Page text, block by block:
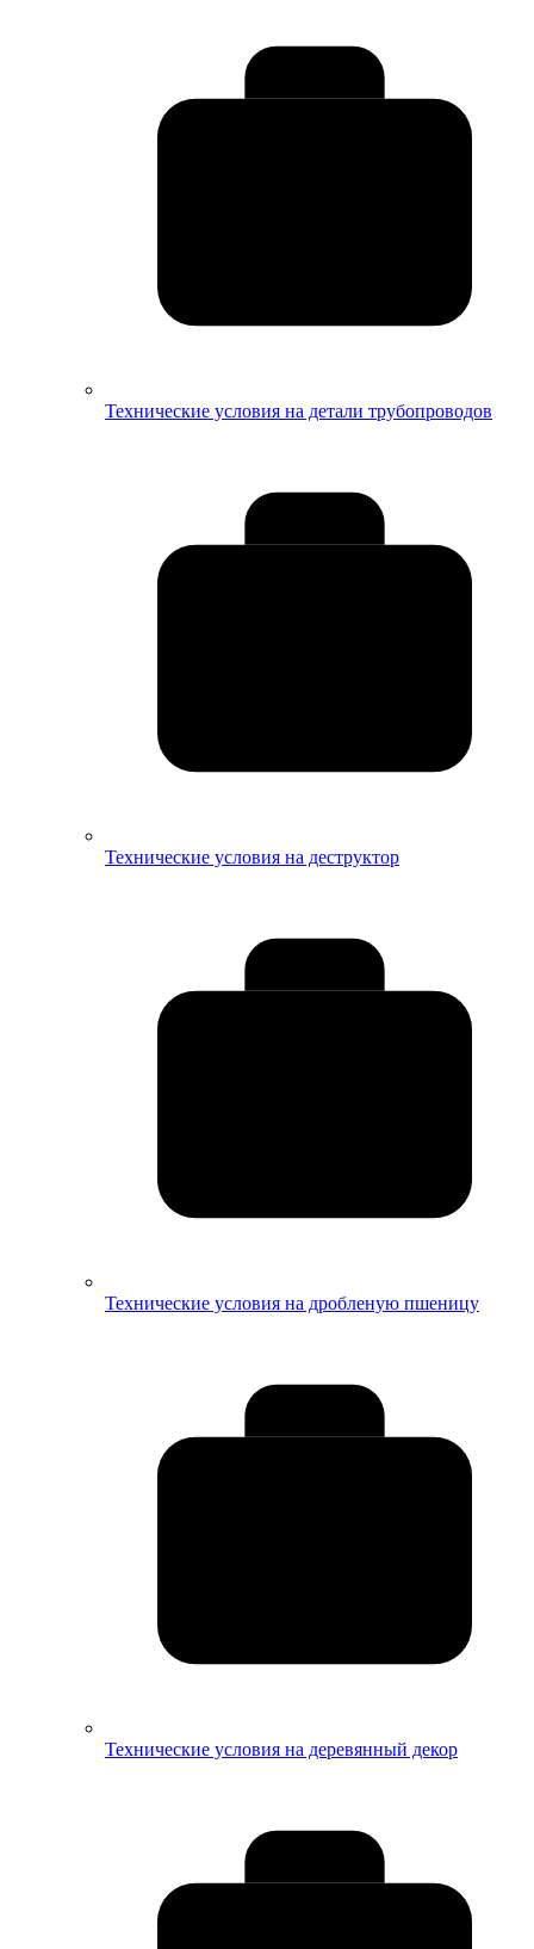
Технические условия на детали трубопроводов
Технические условия на деструктор
Технические условия на дробленую пшеницу
Технические условия на деревянный декор